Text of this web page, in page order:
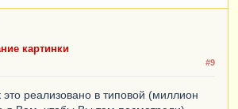
картинки
#9
это реализовано в типовой (миллион